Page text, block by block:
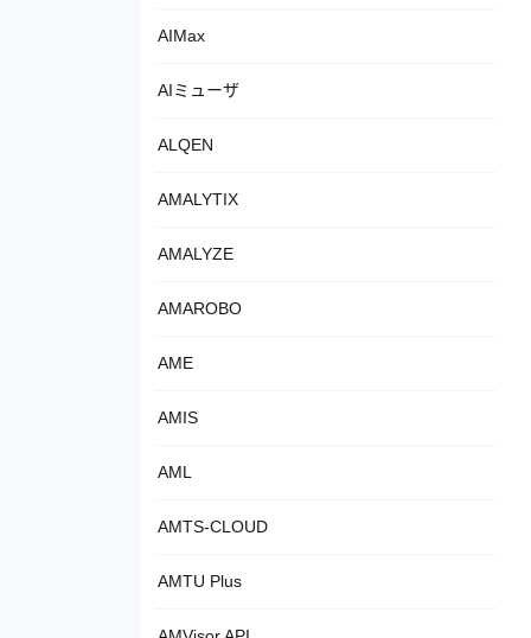
AIMax
AIミューザ
ALQEN
AMALYTIX
AMALYZE
AMAROBO
AME
AMIS
AML
AMTS-CLOUD
AMTU Plus